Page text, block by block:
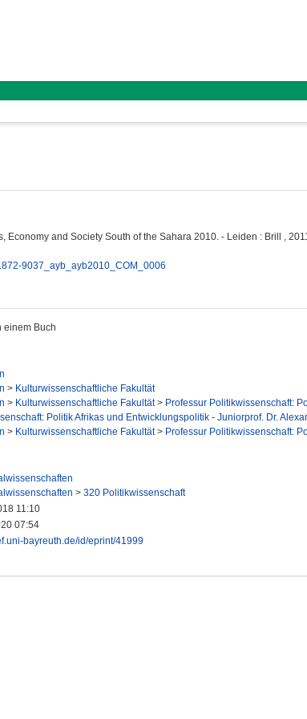
Economy and Society South of the Sahara 2010. - Leiden : Brill ,
9037_ayb_ayb2010_COM_0006
einem Buch
> Kulturwissenschaftliche Fakultät
> Kulturwissenschaftliche Fakultät> Professur Politikwissenschaft:
Politik Afrikas und Entwicklungspolitik - Juniorprof. Dr.
> Kulturwissenschaftliche Fakultät> Professur Politikwissenschaft:
> 320 Politikwissenschaft
11:10
07:54
bayreuth.de/id/eprint/41999